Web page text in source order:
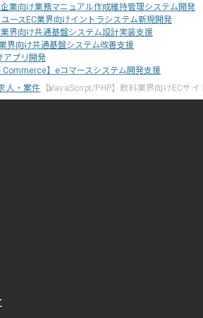
業向け業務マニュアル作成維持管理システム開発
ユースEC業界向けイントラシステム新規開発
界向け共通基盤システム設計実装支援
界向け共通基盤システム改善支援
アプリ開発
Commerce】eコマースシステム開発支援
人・案件 【JavaScript/PHP】飲料業界向けECサ